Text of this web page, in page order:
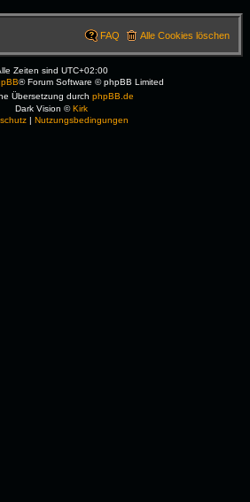
Alle Cookies löschen
FAQ
Zeiten sind UTC+02:00
® Forum Software © phpBB Limited
Übersetzung durch phpBB.de
Dark Vision ©Kirk
| Nutzungsbedingungen